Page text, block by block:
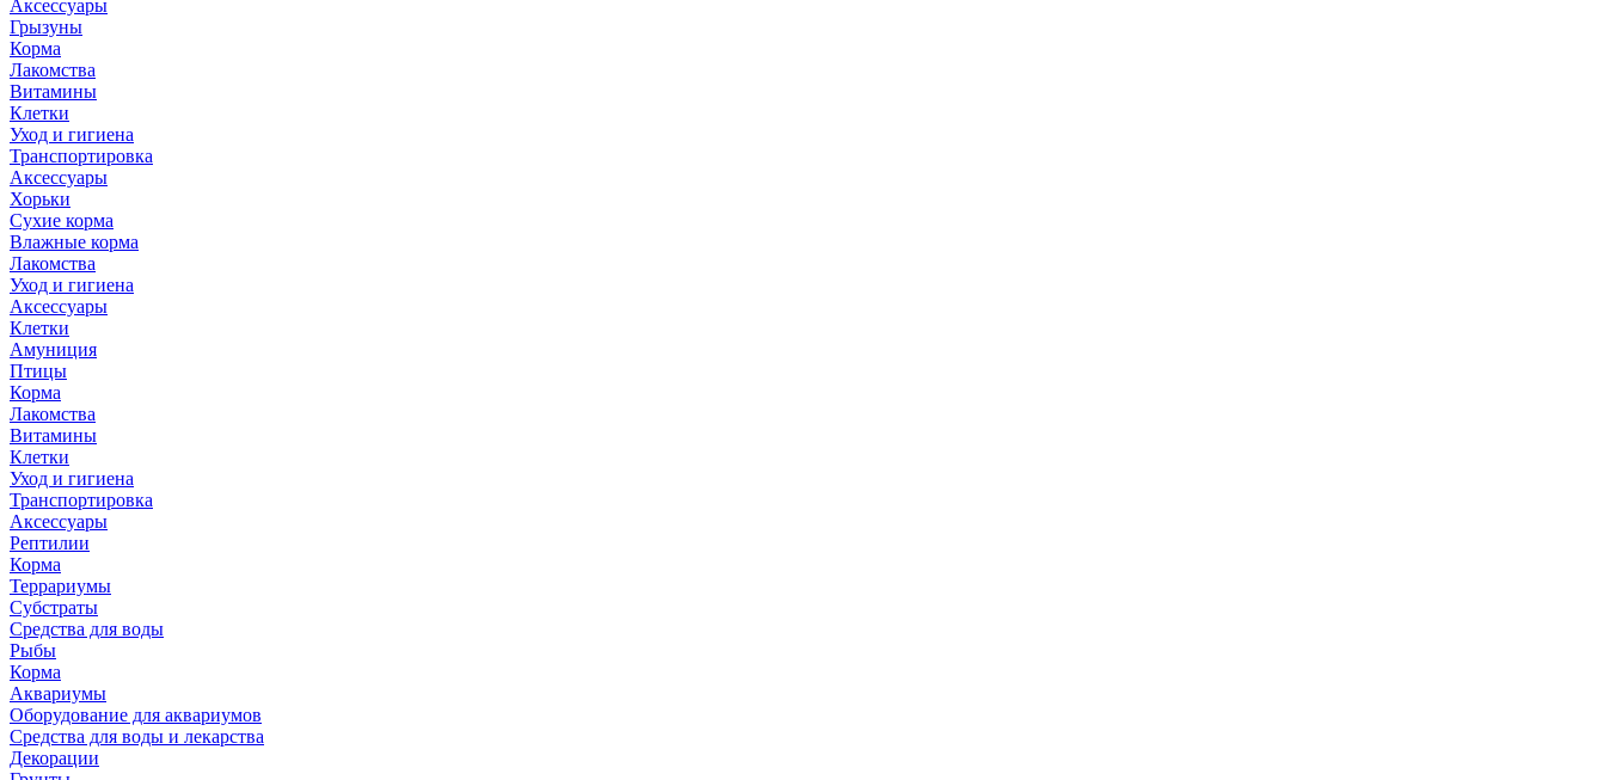
Аксессуары
Грызуны
Корма
Лакомства
Витамины
Клетки
Уход и гигиена
Транспортировка
Аксессуары
Хорьки
Сухие корма
Влажные корма
Лакомства
Уход и гигиена
Аксессуары
Клетки
Амуниция
Птицы
Корма
Лакомства
Витамины
Клетки
Уход и гигиена
Транспортировка
Аксессуары
Рептилии
Корма
Террариумы
Субстраты
Средства для воды
Рыбы
Корма
Аквариумы
Оборудование для аквариумов
Средства для воды и лекарства
Декорации